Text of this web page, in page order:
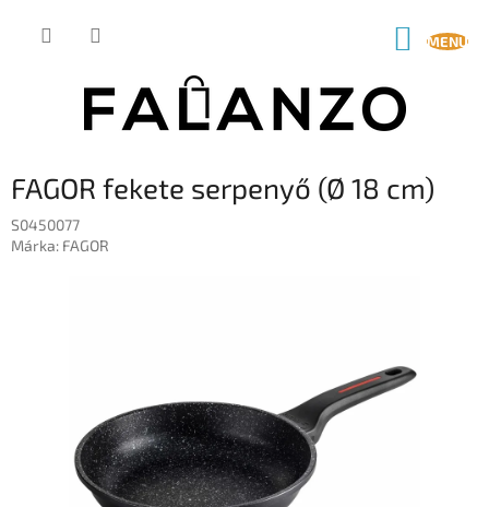
KOSÁR
FAGOR fekete serpenyő (Ø 18 cm)
S0450077
Márka: FAGOR